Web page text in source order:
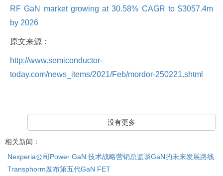
RF GaN market growing at 30.58% CAGR to $3057.4m
by 2026
原文来源：
http://www.semiconductor-
today.com/news_items/2021/Feb/mordor-250221.shtml
没有更多
相关新闻：
Nexperia公司Power GaN 技术战略营销总监谈GaN的未来发展路线
Transphorm发布第五代GaN FET